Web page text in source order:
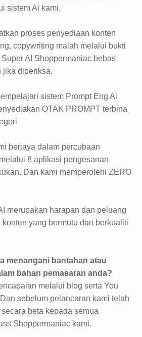
sistem Ai kami.
proses penyediaan konten
copywriting malah melalui bukti
Super AI Shoppermaniac bebas
jika diperiksa.
sistem Prompt Eng Ai
OTAK PROMPT terbina
berjaya dalam percubaan
8 aplikasi pengesanan
Dan kami memperolehi ZERO
merupakan harapan dan peluang
yang bermutu dan berkualiti
menangani bantahan atau
bahan pemasaran anda?
melalui blog serta You
sebelum pelancaran kami telah
beta kepada semua
Shoppermaniac kami.